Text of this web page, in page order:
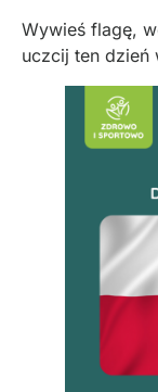
Wywieś flagę,
uczcij ten dzień